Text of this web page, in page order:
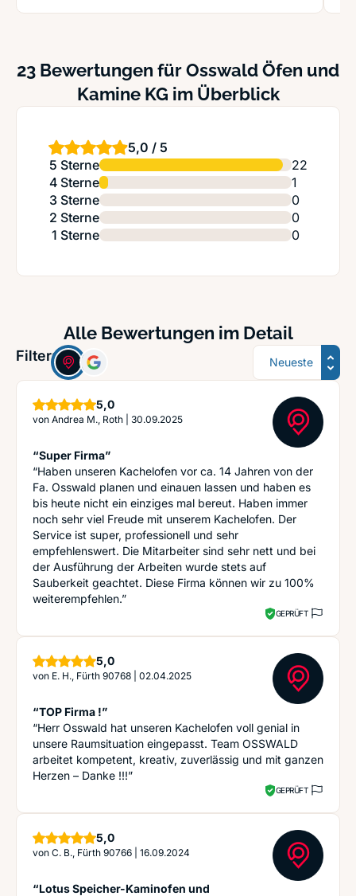
23 Bewertungen für Osswald Öfen und
Kamine KG im Überblick
5,0 / 5
5 Sterne
22
4 Sterne
1
3 Sterne
0
2 Sterne
0
1 Sterne
0
Alle Bewertungen im Detail
Filter: Sortierung
5,0Sterne
von Andrea M., Roth 30.09.2025
“Super Firma”
“Haben unseren Kachelofen vor ca. 14 Jahren von der
Fa. Osswald planen und einauen lassen und haben es
bis heute nicht ein einziges mal bereut. Haben immer
noch sehr viel Freude mit unserem Kachelofen. Der
Service ist super, professionell und sehr
empfehlenswert. Die Mitarbeiter sind sehr nett und bei
der Ausführung der Arbeiten wurde stets auf
Sauberkeit geachtet. Diese Firma können wir zu 100%
weiterempfehlen.”
GEPRÜFT
5,0Sterne
von E. H., Fürth 90768 02.04.2025
“TOP Firma !”
“Herr Osswald hat unseren Kachelofen voll genial in
unsere Raumsituation eingepasst. Team OSSWALD
arbeitet kompetent, kreativ, zuverlässig und mit ganzen
Herzen – Danke !!!”
GEPRÜFT
5,0Sterne
von C. B., Fürth 90766 16.09.2024
“Lotus Speicher-Kaminofen und